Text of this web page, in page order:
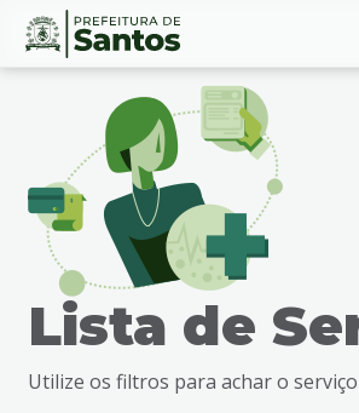
Ir
busca
Conteúdo
Lista de
Utilize os filtros para achar o